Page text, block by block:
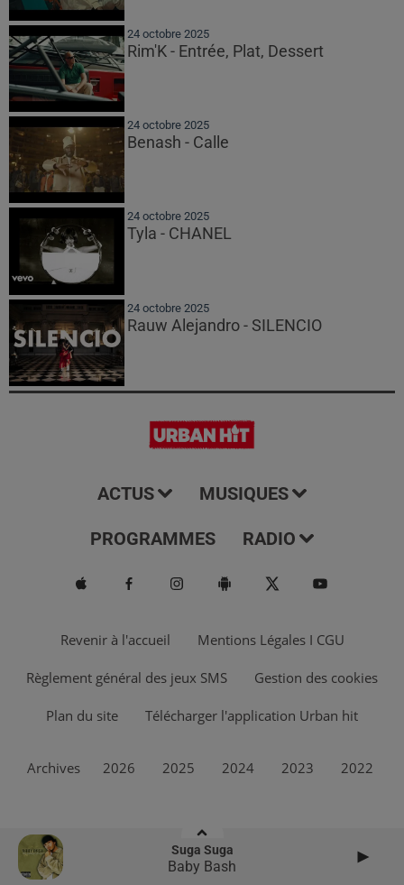
Suga Suga
Baby Bash
24 octobre 2025
Rim'K - Entrée, Plat, Dessert
24 octobre 2025
Benash - Calle
24 octobre 2025
Tyla - CHANEL
24 octobre 2025
Rauw Alejandro - SILENCIO
ACTUS MUSIQUES
PROGRAMMES RADIO
Revenir à l'accueil Mentions Légales I CGU
Règlement général des jeux SMS Gestion des cookies
Plan du site Télécharger l'application Urban hit
Archives 2026 2025 2024 2023 2022